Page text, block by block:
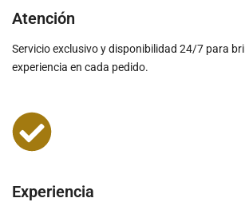
Atención
Servicio exclusivo y disponibilidad 24/7 para
experiencia en cada pedido.
Experiencia